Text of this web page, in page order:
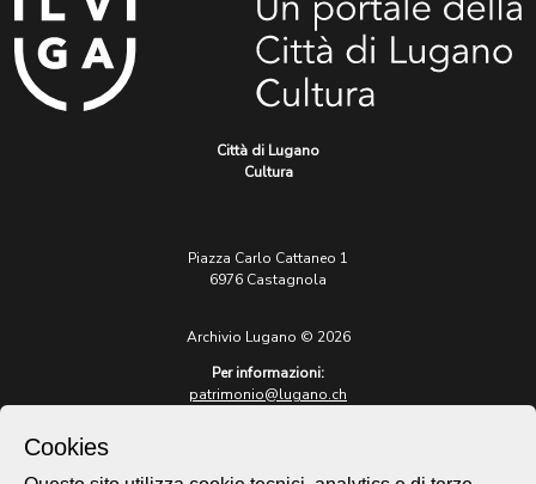
Città di Lugano
Cultura
Piazza Carlo Cattaneo 1
6976 Castagnola
Archivio Lugano © 2026
Per informazioni:
patrimonio@lugano.ch
lugano.ch
Cookies